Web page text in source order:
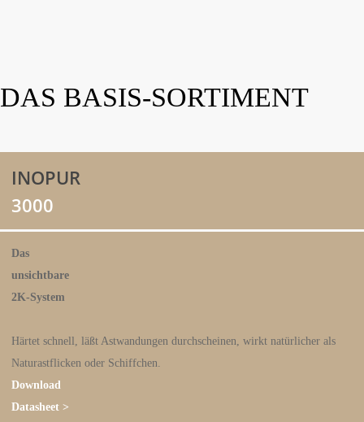
DAS BASIS-SORTIMENT
INOPUR
3000
Das
unsichtbare
2K-System
Härtet schnell, läßt Astwandungen durchscheinen, wirkt natürlicher als
Naturastflicken oder Schiffchen.
Download
Datasheet >